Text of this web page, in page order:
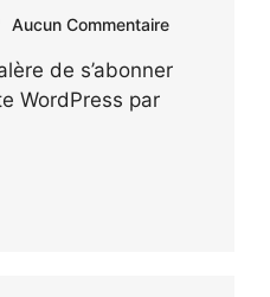
Aucun Commentaire
de s’abonner
WordPress par